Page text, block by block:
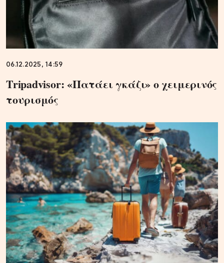
06.12.2025, 14:59
Tripadvisor: «Πατάει γκάζι» ο χειμερινός
τουρισμός